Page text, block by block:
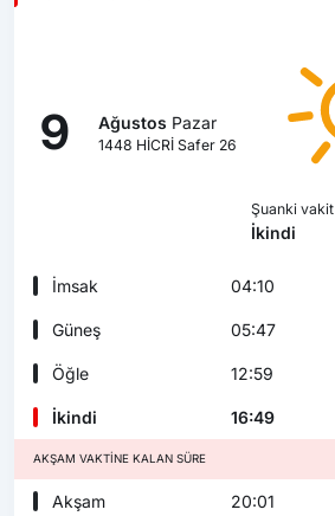
9 Ağustos Pazar
1448 HİCRİ Safer 26
Şuanki vakit
İkindi
İmsak 04:10
Güneş 05:47
Öğle 12:59
İkindi 16:49
AKŞAM VAKTINE KALAN SÜRE
Akşam 20:01